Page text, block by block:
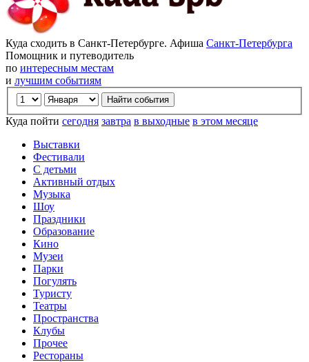
Куда сходить в Санкт-Петербурге. Афиша Санкт-Петербурга
Помощник и путеводитель
по интересным местам
и лучшим событиям
Куда пойти сегодня завтра в выходные в этом месяце
Выставки
Фестивали
С детьми
Активный отдых
Музыка
Шоу
Праздники
Образование
Кино
Музеи
Парки
Погулять
Туристу
Театры
Пространства
Клубы
Прочее
Рестораны